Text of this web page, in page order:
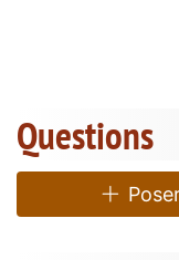
Questions